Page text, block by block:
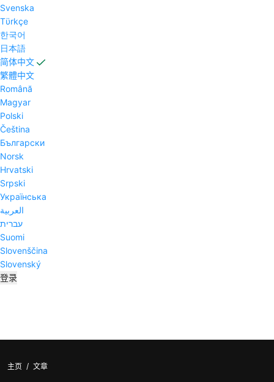
Svenska
Tϋrkçe
한국어
日本語
简体中文
繁體中文
Română
Magyar
Polski
Čeština
Български
Norsk
Hrvatski
Srpski
Українська
العربية
עברית
Suomi
Slovenščina
Slovenský
登录
主页 / 文章